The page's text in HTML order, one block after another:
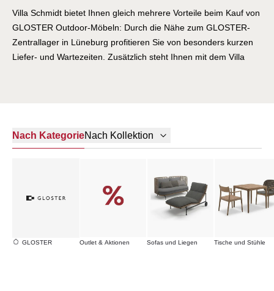
Villa Schmidt bietet Ihnen gleich mehrere Vorteile beim Kauf von
GLOSTER Outdoor-Möbeln: Durch die Nähe zum GLOSTER-
Zentrallager in Lüneburg profitieren Sie von besonders kurzen
Liefer- und Wartezeiten. Zusätzlich steht Ihnen mit dem Villa
eingeführt und etabliert hat.
bewusst auf Komfort, Entschleunigung und „Quality time“
ausgerichtet sind. Ob Lounge-Atmosphäre oder stilvolles Dinner
im Freien: Die vielfältigen Kollektionen bieten für
Lösungen.
Nach KategorieNach Kollektion
GLOSTER Outlet & Aktionen Sofas und Liegen Tische und Stühle